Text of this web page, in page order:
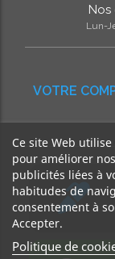
VOTRE
Nos
Lun-
Ce site Web
pour améliorer
publicités liées à
habitudes de
consentement à
Accepter.
Politique de